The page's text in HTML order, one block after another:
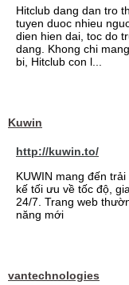
Hitclub dang dan tro
tuyen duoc nhieu
dien hien dai, toc do
dang. Khong chi
bi, Hitclub con l...
Kuwin
http://kuwin.to/
KUWIN mang đến
kế tối ưu về tốc độ,
24/7. Trang web
năng mới
vantechnologies